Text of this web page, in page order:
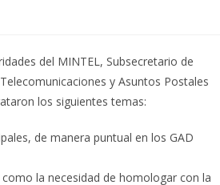
del MINTEL, Subsecretario de
y Asuntos Postales
los siguientes temas:
de manera puntual en los GAD
la necesidad de homologar con la